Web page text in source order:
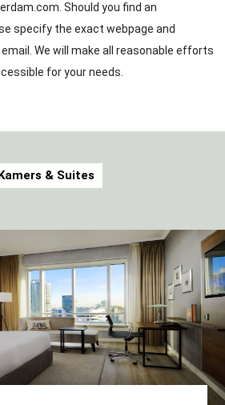
. Should you find an
specify the exact webpage and
We will make all reasonable efforts
for your needs.
& Suites